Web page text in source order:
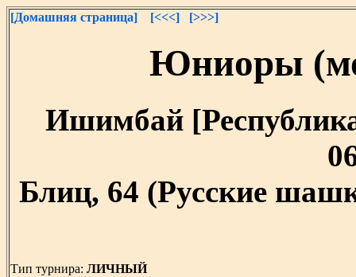
[Домашняя страница] [<<<] [>>>]
Юниоры
Ишимбай
Блиц, 64 (Русские
Тип турнира: ЛИЧНЫЙ